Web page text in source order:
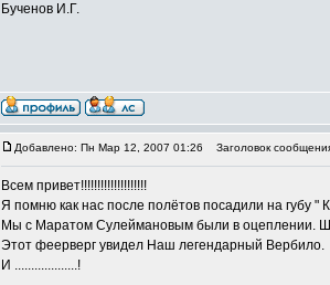
Бученов И.Г.
Добавлено: Пн Мар 12, 2007 01:26 Заголовок
Всем привет!!!!!!!!!!!!!!!!!!!!
Я помню как нас после полётов посадили на губу "
Мы с Маратом Сулеймановым были в оцеплении.
Этот феерверг увидел Наш легендарный Вербило.
И ...................!